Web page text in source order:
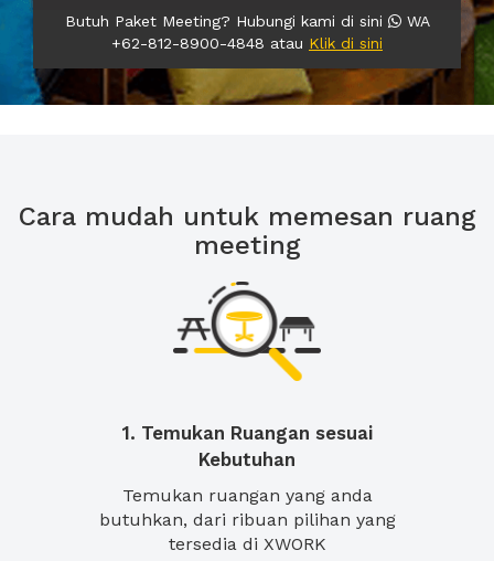
Butuh Paket Meeting? Hubungi kami di sini
WA
+62-812-8900-4848 atau Klik di sini
Cara mudah untuk memesan ruang
meeting
1. Temukan Ruangan sesuai
Kebutuhan
Temukan ruangan yang anda
butuhkan, dari ribuan pilihan yang
tersedia di XWORK